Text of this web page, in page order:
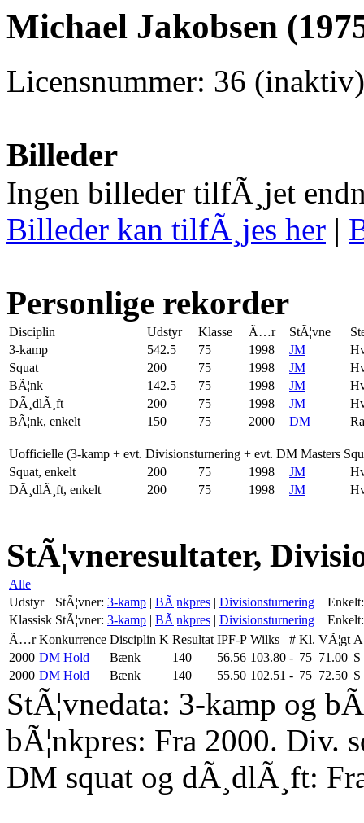
Michael Jakobsen
Licensnummer: 36
Billeder
Ingen billeder tilfÃ¸jet
Billeder kan tilfÃ¸jes her |
Personlige rekorder
Disciplin Udstyr Klasse Ã…r StÃ¦vne
3-kamp
542.5 75 1998 JM
Squat
200 75 1998 JM
BÃ¦nk
142.5 75 1998 JM
DÃ¸dlÃ¸ft
200 75 1998 JM
BÃ¦nk, enkelt
150 75 2000 DM
Uofficielle (3-kamp + evt. Divisionsturnering + evt. DM Masters
Squat, enkelt
200 75 1998 JM
DÃ¸dlÃ¸ft, enkelt
200 75 1998 JM
StÃ¦vneresultater,
Alle
Udstyr
StÃ¦vner: 3-kamp | BÃ¦nkpres | Divisionsturnering
Enkelt:
Klassisk StÃ¦vner: 3-kamp | BÃ¦nkpres | Divisionsturnering
Enkelt:
Ã…r Konkurrence Disciplin K Resultat IPF-P Wilks # Kl. VÃ¦gt A
2000 DM Hold Bænk 140 56.56 103.80 - 75 71.00 S
2000 DM Hold Bænk 140 55.50 102.51 - 75 72.50 S
StÃ¦vnedata: 3-kamp og
bÃ¦nkpres: Fra 2000. Div.
DM squat og dÃ¸dlÃ¸ft: